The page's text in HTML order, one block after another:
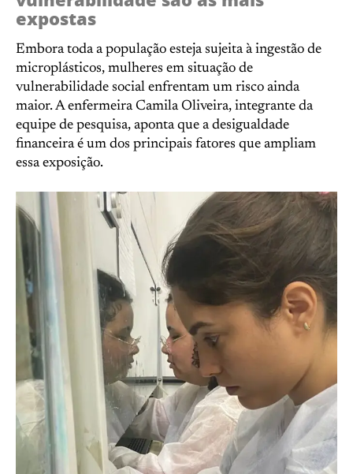
expostas
Embora toda a população esteja sujeita à ingestão de
microplásticos, mulheres em situação de
vulnerabilidade social enfrentam um risco ainda
maior. A enfermeira Camila Oliveira, integrante da
equipe de pesquisa, aponta que a desigualdade
financeira é um dos principais fatores que ampliam
essa exposição.